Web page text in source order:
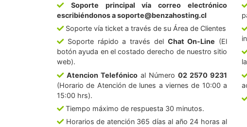
Soporte principal vía correo electrónico
escribiéndonos a soporte@benzahosting.cl
Soporte vía ticket a través de su Área de Clientes
Soporte rápido a través del Chat On-Line (El
botón ayuda en el costado derecho de nuestro sitio
web).
Atencion Telefónico al Número 02 2570 9231
(Horario de Atención de lunes a viernes de 10:00 a
15:00 hrs).
Tiempo máximo de respuesta 30 minutos.
Horarios de atención 365 días al año 24 horas al